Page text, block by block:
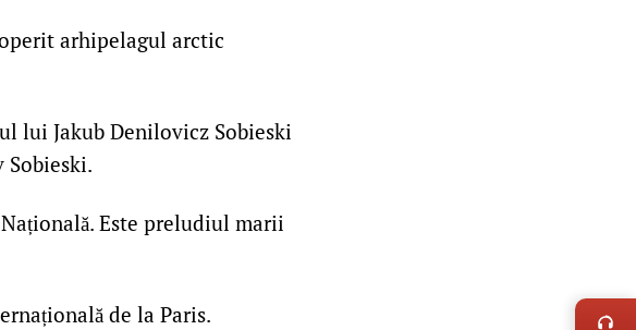
arhipelagul arctic
lui Jakub Denilovicz Sobieski
Este preludiul marii
de la Paris.